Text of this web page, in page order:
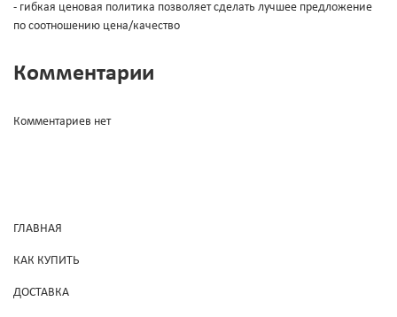
- гибкая ценовая политика позволяет сделать лучшее предложение
по соотношению цена/качество
Комментарии
Комментариев нет
ГЛАВНАЯ
КАК КУПИТЬ
ДОСТАВКА